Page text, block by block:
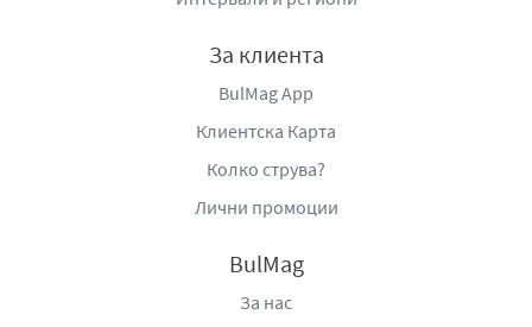
още от ранна възраст, като съчетава грижа за
Oral-B детската паста „Замръзналото кралство“ е
продукт за ежедневна устна хигиена, съчетан с
приятен вкус и мотивиращ дизайн. Тя подпомага
поддържането на чисти и здрави зъби, като
За клиента
BulMag App
Клиентска Карта
Колко струва?
Лични промоции
BulMag
За нас